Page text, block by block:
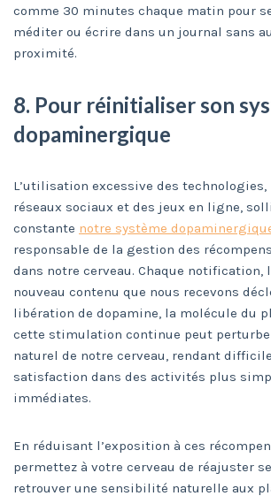
comme 30 minutes chaque matin pour
méditer ou écrire dans un journal sans
proximité.
8. Pour réinitialiser son
dopaminergique
L’utilisation excessive des
réseaux sociaux et des jeux en ligne,
constante notre système
responsable de la gestion des
dans notre cerveau. Chaque notification,
nouveau contenu que nous recevons
libération de dopamine, la molécule du
cette stimulation continue peut
naturel de notre cerveau, rendant
satisfaction dans des activités plus
immédiates.
En réduisant l’exposition à ces
permettez à votre cerveau de réajuster
retrouver une sensibilité naturelle aux